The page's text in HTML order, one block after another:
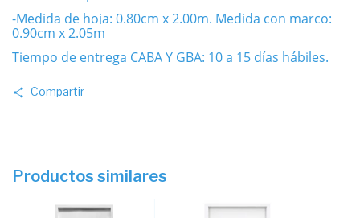
-Medida de hoja: 0.80cm x 2.00m. Medida con marco:
0.90cm x 2.05m
Tiempo de entrega CABA Y GBA: 10 a 15 días hábiles.
Compartir
Productos similares